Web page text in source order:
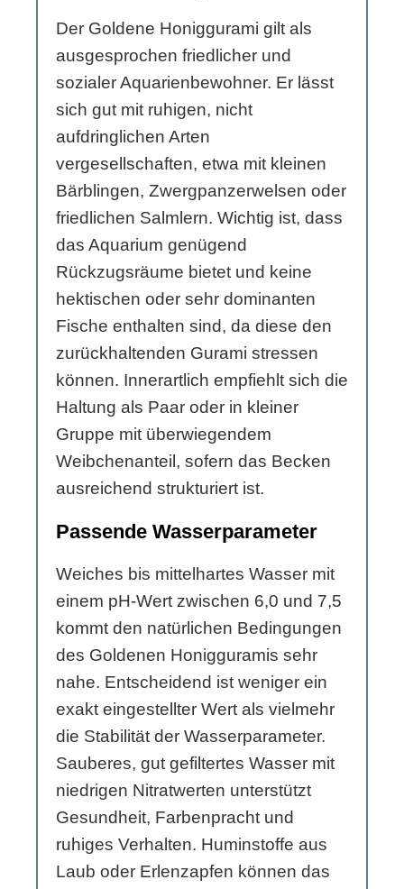
Der Goldene Honiggurami gilt als
ausgesprochen friedlicher und
sozialer Aquarienbewohner. Er lässt
sich gut mit ruhigen, nicht
aufdringlichen Arten
vergesellschaften, etwa mit kleinen
Bärblingen, Zwergpanzerwelsen oder
friedlichen Salmlern. Wichtig ist, dass
das Aquarium genügend
Rückzugsräume bietet und keine
hektischen oder sehr dominanten
Fische enthalten sind, da diese den
zurückhaltenden Gurami stressen
können. Innerartlich empfiehlt sich die
Haltung als Paar oder in kleiner
Gruppe mit überwiegendem
Weibchenanteil, sofern das Becken
ausreichend strukturiert ist.
Passende Wasserparameter
Weiches bis mittelhartes Wasser mit
einem pH-Wert zwischen 6,0 und 7,5
kommt den natürlichen Bedingungen
des Goldenen Honigguramis sehr
nahe. Entscheidend ist weniger ein
exakt eingestellter Wert als vielmehr
die Stabilität der Wasserparameter.
Sauberes, gut gefiltertes Wasser mit
niedrigen Nitratwerten unterstützt
Gesundheit, Farbenpracht und
ruhiges Verhalten. Huminstoffe aus
Laub oder Erlenzapfen können das